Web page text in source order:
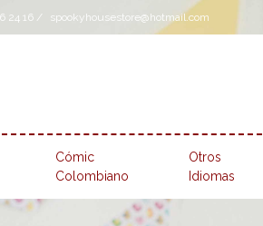
24 16 / spookyhousestore@hotmail.com
Cómic
Colombiano
Otros
Idiomas